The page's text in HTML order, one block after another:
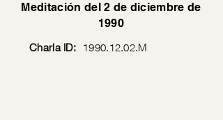
Meditación del 2 de diciembre de
1990
Charla ID: 1990.12.02.M